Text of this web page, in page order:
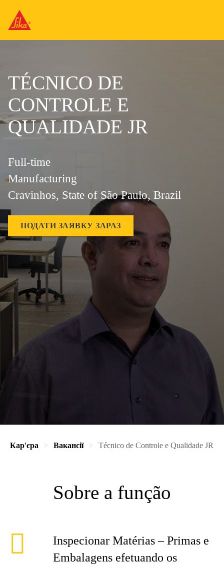
TÉCNICO DE
CONTROLE E
QUALIDADE JR
Full-time
Manufacturing
Cravinhos, State of São Paulo, Brazil
ПОДАТИ ЗАЯВКУ ЗАРАЗ
Кар'єра Вакансії Técnico de Controle e Qualidade JR
Sobre a função
Inspecionar Matérias – Primas e
Embalagens efetuando os